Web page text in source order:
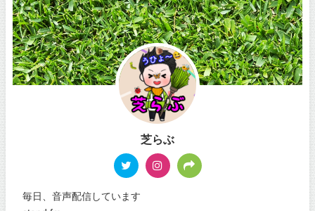
芝らぶ
毎日、音声配信しています